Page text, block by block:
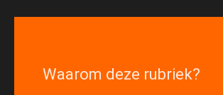
Waarom deze rubriek?